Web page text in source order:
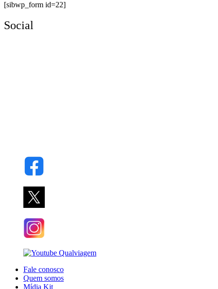
[sibwp_form id=22]
Social
Fale conosco
Quem somos
Mídia Kit